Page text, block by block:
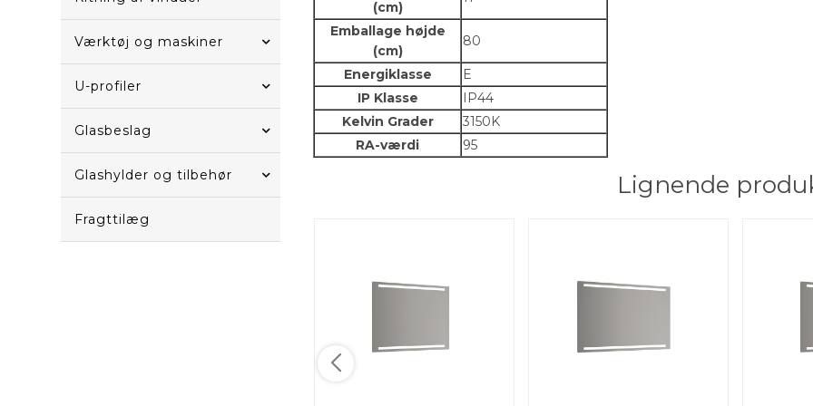
Værktøj og maskiner
U-profiler
Glasbeslag
Glashylder og tilbehør
Fragttilæg
(cm)
Emballage højde
(cm)
80
Energiklasse
E
IP Klasse
IP44
Kelvin Grader
3150K
RA-værdi
95
Lignende